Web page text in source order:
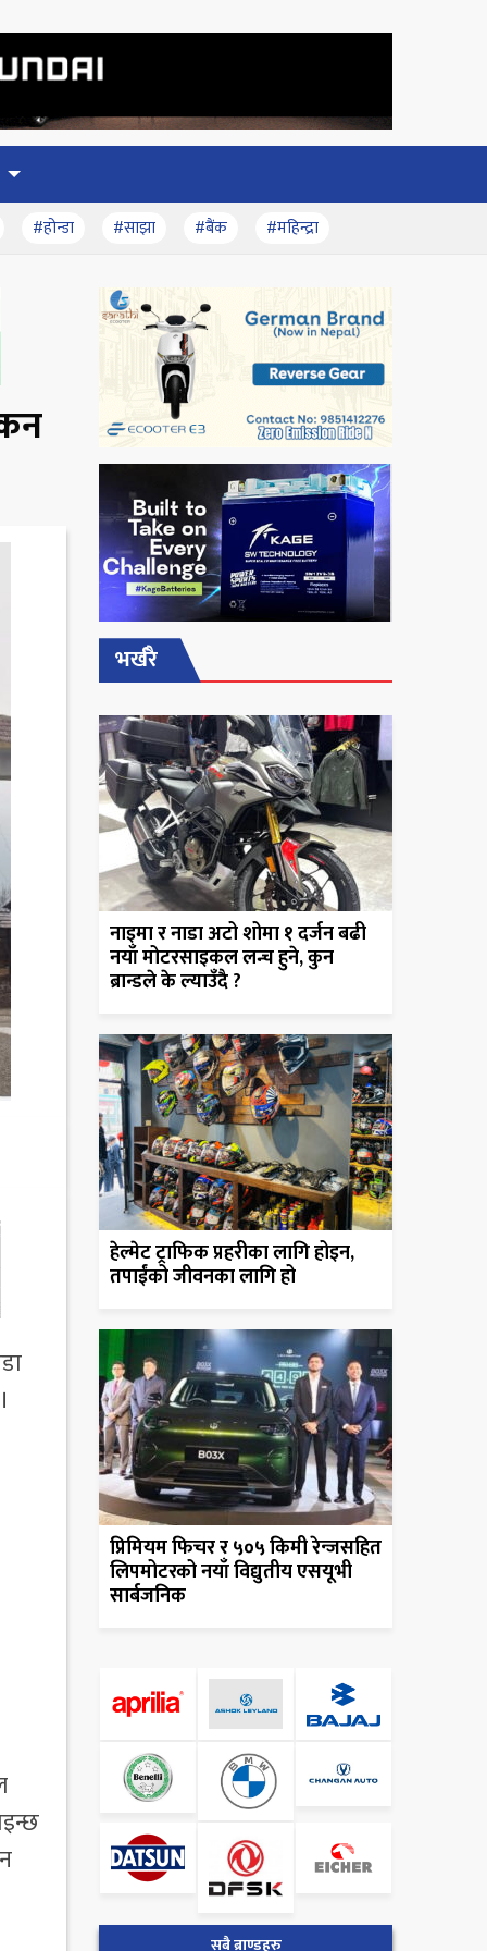
#होन्डा #साझा #बैंक #महिन्द्रा
भर्खरै
नाइमा र नाडा अटो शोमा १ दर्जन बढी
नयाँ मोटरसाइकल लन्च हुने, कुन
ब्रान्डले के ल्याउँदै ?
हेल्मेट ट्राफिक प्रहरीका लागि होइन,
तपाईंको जीवनका लागि हो
प्रिमियम फिचर र ५०५ किमी रेन्जसहित
लिपमोटरको नयाँ विद्युतीय एसयूभी
सार्बजनिक
सबै ब्राण्डहरु